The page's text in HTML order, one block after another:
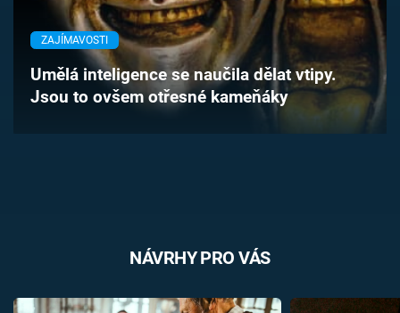
TV Program
Časopis
Sledujte prima+
ZAJÍMAVOSTI
Umělá inteligence se naučila dělat vtipy.
Jsou to ovšem otřesné kameňáky
NÁVRHY PRO VÁS